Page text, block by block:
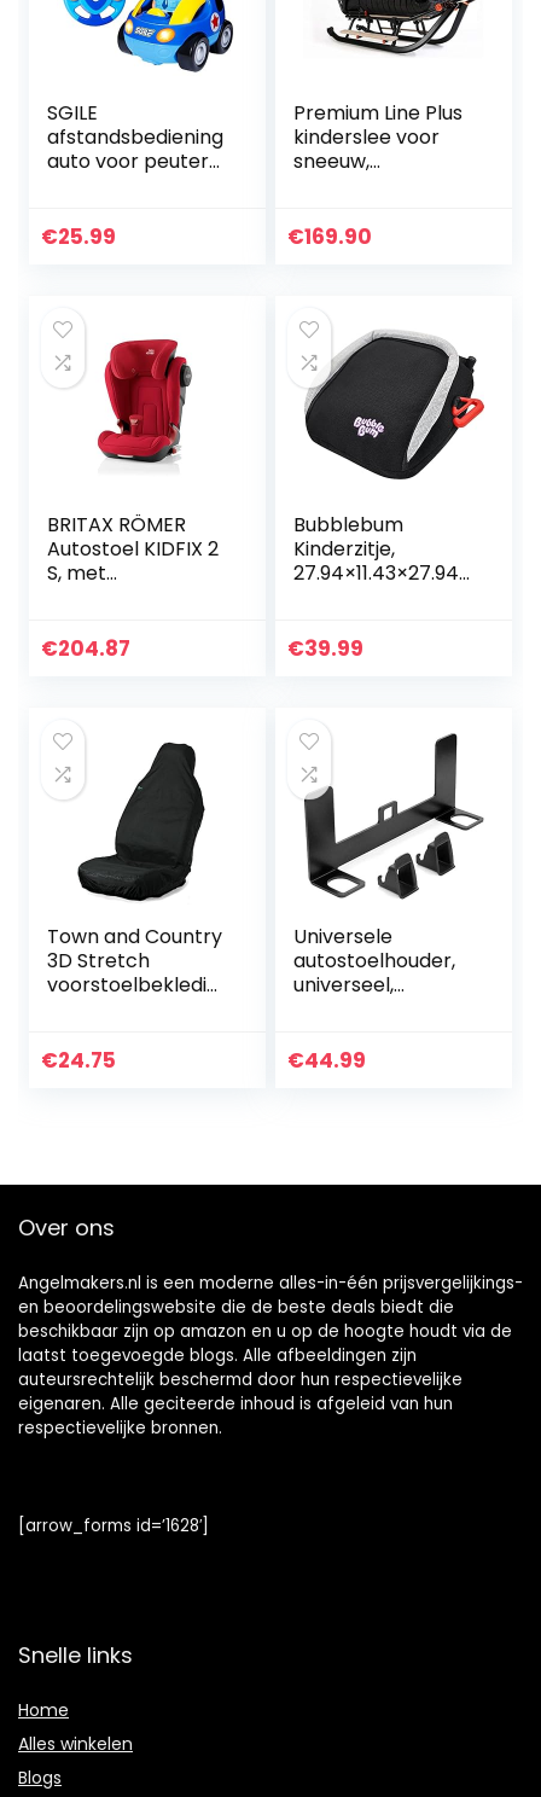
SGILE
afstandsbediening
auto voor peuters
speelgoed
€25.99
Premium Line Plus
kinderslee voor
sneeuw,
voetenzak, 3-in-1
€169.90
BRITAX RÖMER
Autostoel KIDFIX 2
S, met
15 tot 36 kg
€204.87
Bubblebum
Kinderzitje,
27.94×11.43×27.94
€39.99
Town and Country
3D Stretch
voorstoelbekledin
€24.75
Universele
autostoelhouder,
universeel,
der voor Isofix-
€44.99
Over ons
Angelmakers.nl is een moderne alles-in-één prijsvergelijkings-
en beoordelingswebsite die de beste deals biedt die
beschikbaar zijn op amazon en u op de hoogte houdt via de
laatst toegevoegde blogs. Alle afbeeldingen zijn
auteursrechtelijk beschermd door hun respectievelijke
eigenaren. Alle geciteerde inhoud is afgeleid van hun
respectievelijke bronnen.
[arrow_forms id=’1628′]
Snelle links
Home
Alles winkelen
Blogs